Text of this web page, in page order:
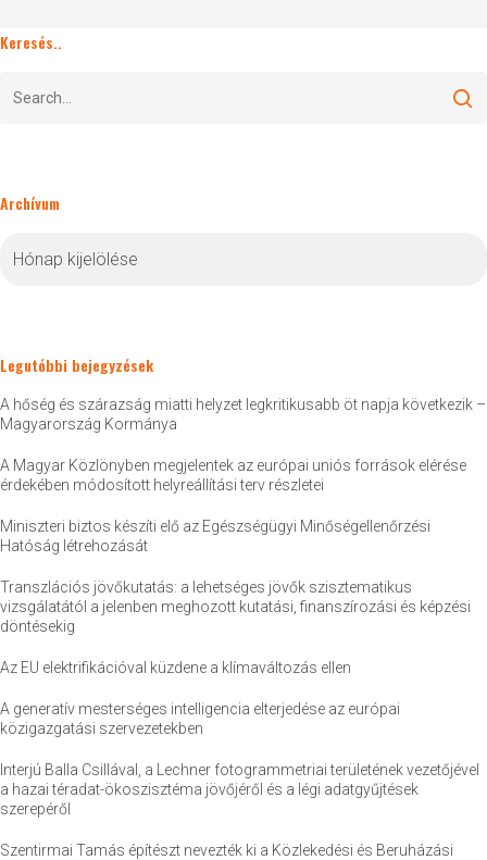
Keresés..
Archívum
Legutóbbi bejegyzések
A hőség és szárazság miatti helyzet legkritikusabb öt napja következik –
Magyarország Kormánya
A Magyar Közlönyben megjelentek az európai uniós források elérése
érdekében módosított helyreállítási terv részletei
Miniszteri biztos készíti elő az Egészségügyi Minőségellenőrzési
Hatóság létrehozását
Transzlációs jövőkutatás: a lehetséges jövők szisztematikus
vizsgálatától a jelenben meghozott kutatási, finanszírozási és képzési
döntésekig
Az EU elektrifikációval küzdene a klímaváltozás ellen
A generatív mesterséges intelligencia elterjedése az európai
közigazgatási szervezetekben
Interjú Balla Csillával, a Lechner fotogrammetriai területének vezetőjével
a hazai téradat-ökoszisztéma jövőjéről és a légi adatgyűjtések
szerepéről
Szentirmai Tamás építészt nevezték ki a Közlekedési és Beruházási